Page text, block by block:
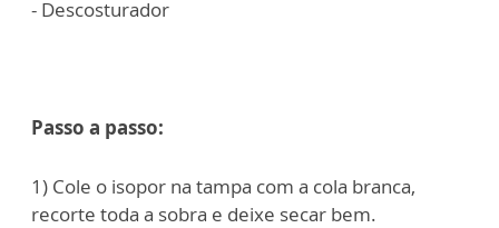
- Descosturador
Passo a passo:
1) Cole o isopor na tampa com a cola branca,
recorte toda a sobra e deixe secar bem.